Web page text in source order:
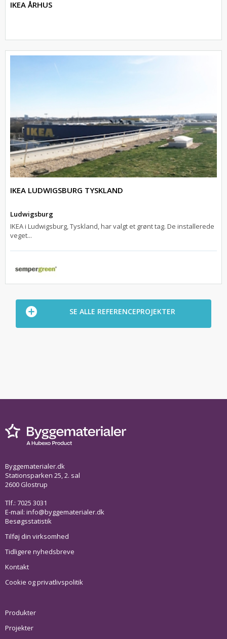
IKEA ÅRHUS
IKEA LUDWIGSBURG TYSKLAND
Ludwigsburg
IKEA i Ludwigsburg, Tyskland, har valgt et grønt tag. De installerede
veget...
SE ALLE REFERENCEPROJEKTER
Byggematerialer.dk
Stationsparken 25, 2. sal
2600 Glostrup
Tlf.: 7025 3031
E-mail: info@byggematerialer.dk
Besøgsstatistik
Tilføj din virksomhed
Tidligere nyhedsbreve
Kontakt
Cookie og privatlivspolitik
Produkter
Projekter